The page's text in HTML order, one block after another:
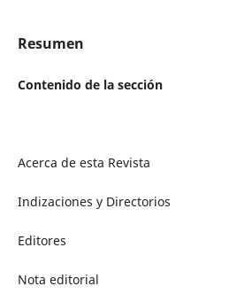
Resumen
Contenido de la sección
Acerca de esta Revista
Indizaciones y Directorios
Editores
Nota editorial